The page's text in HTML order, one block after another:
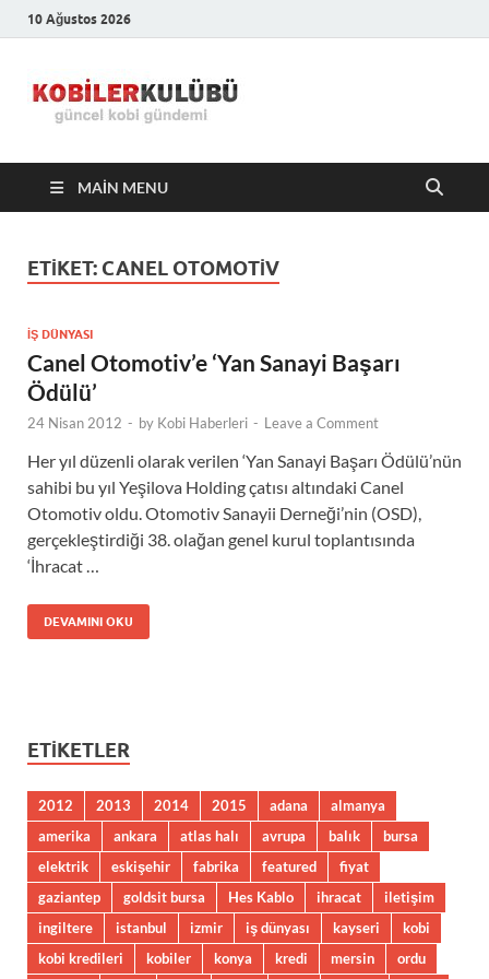
10 Ağustos 2026
Kulübü –
En Güncel
Kobi
MAIN MENU
ETIKET: CANEL OTOMOTIV
İŞ DÜNYASI
Canel Otomotiv’e ‘Yan Sanayi Başarı
Ödülü’
24 Nisan 2012 - by Kobi Haberleri - Leave a Comment
Her yıl düzenli olarak verilen ‘Yan Sanayi Başarı Ödülü’nün
sahibi bu yıl Yeşilova Holding çatısı altındaki Canel
Otomotiv oldu. Otomotiv Sanayii Derneği’nin (OSD),
gerçekleştirdiği 38. olağan genel kurul toplantısında
‘İhracat …
DEVAMINI OKU
ETIKETLER
2012 2013 2014 2015 adana
almanya
amerika
ankara atlas halı avrupa balık
bursa
elektrik
eskişehir fabrika featured
fiyat
gaziantep
goldsit bursa Hes Kablo ihracat
iletişim
ingiltere
istanbul izmir iş dünyası kayseri
kobi
kobi kredileri
kobiler konya kredi mersin ordu